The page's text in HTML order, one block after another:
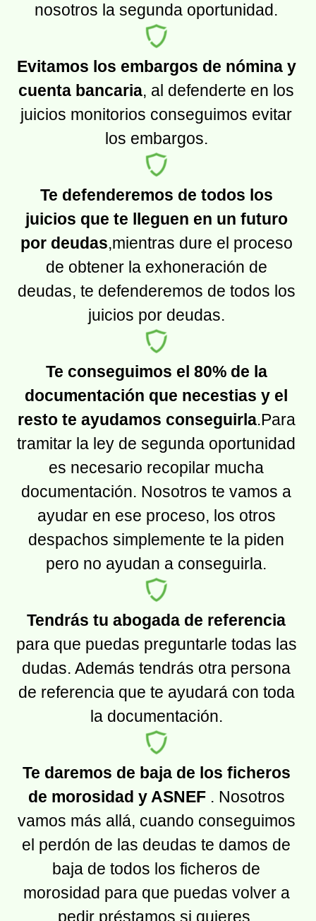
nosotros la segunda oportunidad.
Evitamos los embargos de nómina y
cuenta bancaria, al defenderte en los
juicios monitorios conseguimos evitar
los embargos.
Te defenderemos de todos los
juicios que te lleguen en un futuro
por deudas,mientras dure el proceso
de obtener la exhoneración de
deudas, te defenderemos de todos los
juicios por deudas.
Te conseguimos el 80% de la
documentación que necestias y el
resto te ayudamos conseguirla.Para
tramitar la ley de segunda oportunidad
es necesario recopilar mucha
documentación. Nosotros te vamos a
ayudar en ese proceso, los otros
despachos simplemente te la piden
pero no ayudan a conseguirla.
Tendrás tu abogada de referencia
para que puedas preguntarle todas las
dudas. Además tendrás otra persona
de referencia que te ayudará con toda
la documentación.
Te daremos de baja de los ficheros
de morosidad y ASNEF . Nosotros
vamos más allá, cuando conseguimos
el perdón de las deudas te damos de
baja de todos los ficheros de
morosidad para que puedas volver a
pedir préstamos si quieres.